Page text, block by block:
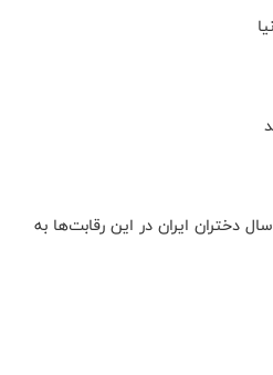
برنامه بازی‌های تیم ملی زیر 18 سال دختران ایران در این رقابت‌ها به